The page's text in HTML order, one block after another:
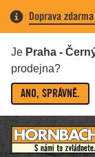
Doprava
Je Praha -
prodejna?
ANO, SPRÁVNĚ.